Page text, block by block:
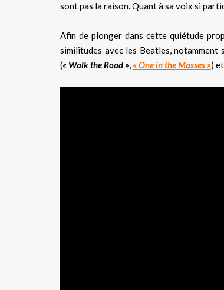
sont pas la raison. Quant à sa voix si
Afin de plonger dans cette quiétude
similitudes avec les Beatles, notamment
(« Walk the Road », « One in the Masses »)